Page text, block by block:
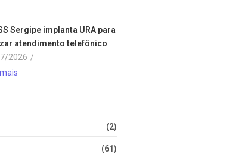
Sergipe implanta URA para
atendimento telefônico
2026 /
mais
(2)
(61)